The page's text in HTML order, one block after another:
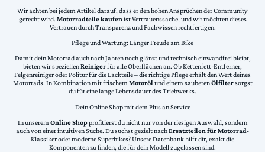
Wir achten bei jedem Artikel darauf, dass er den hohen Ansprüchen der Community
gerecht wird. Motorradteile kaufen ist Vertrauenssache, und wir möchten dieses
Vertrauen durch Transparenz und Fachwissen rechtfertigen.
Pflege und Wartung: Länger Freude am Bike
Damit dein Motorrad auch nach Jahren noch glänzt und technisch einwandfrei bleibt,
bieten wir speziellenReinigerfür alle Oberflächen an. Ob Kettenfett-Entferner,
Felgenreiniger oder Politur für die Lackteile – die richtige Pflege erhält den Wert deines
Motorrads. In Kombination mit frischemMotorölund einem sauberenÖlfiltersorgst
du für eine lange Lebensdauer des Triebwerks.
Dein Online Shop mit dem Plus an Service
In unserem Online Shopprofitierst du nicht nur von der riesigen Auswahl, sondern
auch von einer intuitiven Suche. Du suchst gezielt nachErsatzteilen für Motorrad-
Klassiker oder moderne Superbikes? Unsere Datenbank hilft dir, exakt die
Komponenten zu finden, die für dein Modell zugelassen sind.